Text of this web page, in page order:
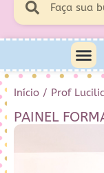
Início / Prof
PAINEL